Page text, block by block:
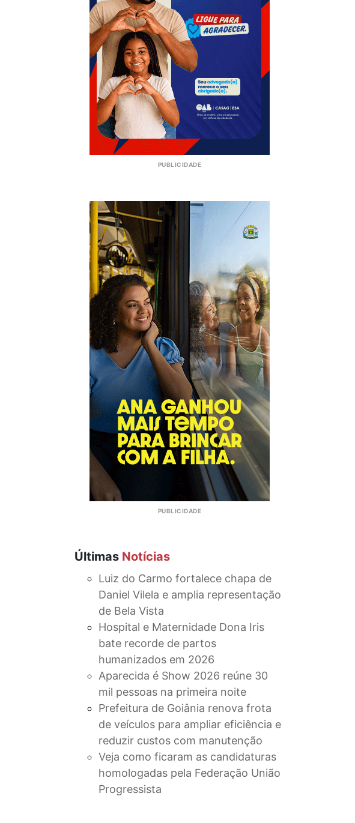
Últimas Notícias
Luiz do Carmo fortalece chapa de
Daniel Vilela e amplia representação
de Bela Vista
Hospital e Maternidade Dona Iris
bate recorde de partos
humanizados em 2026
Aparecida é Show 2026 reúne 30
mil pessoas na primeira noite
Prefeitura de Goiânia renova frota
de veículos para ampliar eficiência e
reduzir custos com manutenção
Veja como ficaram as candidaturas
homologadas pela Federação União
Progressista